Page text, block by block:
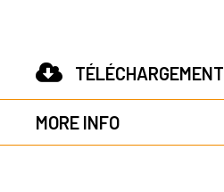
TÉLÉCHARGEMENT
MORE INFO